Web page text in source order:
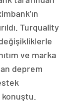
Turquality
ve marka
deprem
konuştu.